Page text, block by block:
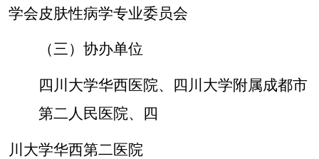
学会皮肤性病学专业委员会
（三）协办单位
四川大学华西医院、 四川大学附属成都市
第二人民医院、四
川大学华西第二医院